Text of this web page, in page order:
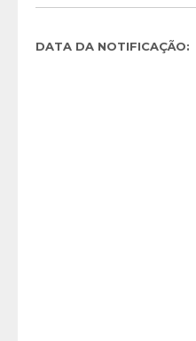
DATA DA NOTIFICAÇÃO: